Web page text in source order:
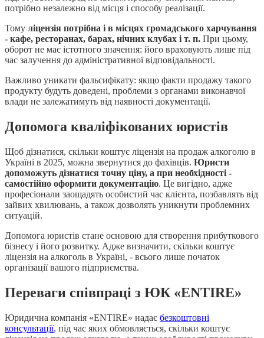
потрібно незалежно від місця і способу реалізації.
Тому ліцензія потрібна і в місцях громадського харчування
- кафе, ресторанах, барах, нічних клубах і т. п. При цьому,
оборот не має істотного значення: його враховують лише під
час залучення до адміністративної відповідальності.
Важливо уникати фальсифікату: якщо факти продажу такого
продукту будуть доведені, проблеми з органами виконавчої
влади не залежатимуть від наявності документації.
Допомога кваліфікованих юристів
Щоб дізнатися, скільки коштує ліцензія на продаж алкоголю в
Україні в 2025, можна звернутися до фахівців. Юристи
допоможуть дізнатися точну ціну, а при необхідності -
самостійно оформити документацію. Це вигідно, адже
професіонали заощадять особистий час клієнта, позбавлять від
зайвих хвилювань, а також дозволять уникнути проблемних
ситуацій.
Допомога юристів стане основою для створення прибуткового
бізнесу і його розвитку. Адже визначити, скільки коштує
ліцензія на алкоголь в Україні, - всього лише початок
організації вашого підприємства.
Переваги співпраці з ЮК «ENTIRE»
Юридична компанія «ENTIRE» надає безкоштовні
консультації, під час яких обмовляється, скільки коштує